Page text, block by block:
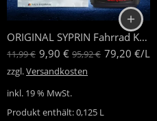
ORIGINAL SYPRIN Fahrrad Kettenöl
11,99€ 9,90 € 95,92€ 79,20 €/L
zzgl.Versandkosten
inkl. 19 % MwSt.
Produkt enthält: 0,125 L